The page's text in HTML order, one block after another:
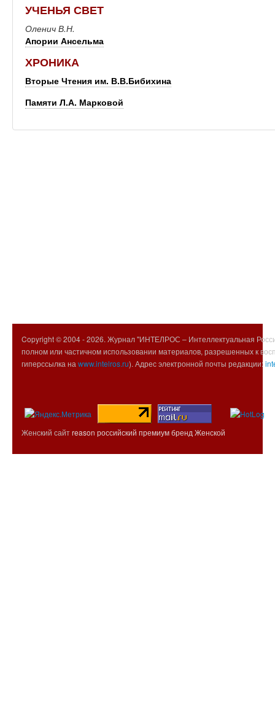
УЧЕНЬЯ СВЕТ
Оленич В.Н.
Апории Ансельма
ХРОНИКА
Вторые Чтения им. В.В.Бибихина
Памяти Л.А. Марковой
Copyright © 2004 -2026. Журнал "ИНТЕЛРОС – Интеллектуальная
полном или частичном использовании материалов, разрешенных к
гиперссылка на www.intelros.ru). Адрес электронной почты редакции:
Женский сайтreason российский премиум бренд Женской